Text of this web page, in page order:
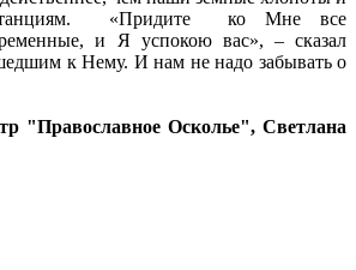
«Придите ко Мне все
и Я успокою вас», – сказал
к Нему. И нам не надо забывать о
"Православное Осколье", Светлана